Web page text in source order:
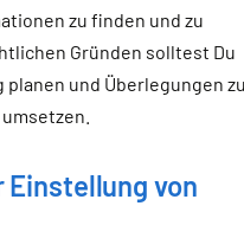
zu finden und zu
Gründen solltest Du
und Überlegungen
von